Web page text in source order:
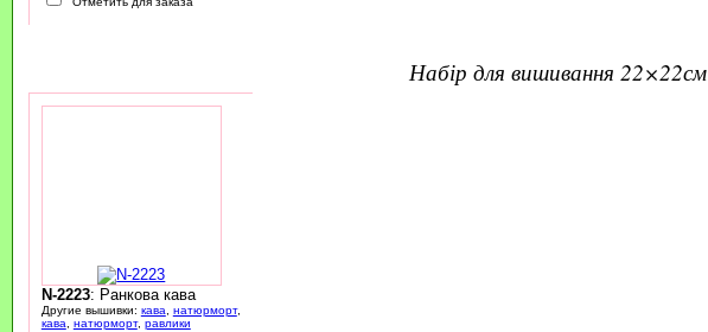
набір для вишивання 22×22см
N-2223: Ранкова кава
Другие вышивки: кава натюрморт,
кава
натюрморт, равлики